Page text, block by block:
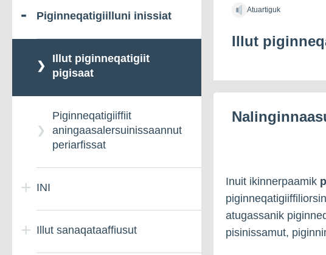
indholdetPiginneqatigiilluni inissiat
Illut piginneqatigiit
pigisaat
Piginneqatigiiffiit
aningaasalersuinissaannut
periarfissat
INI
INImi najugaqartunut
Illut sanaqataaffiusut
Atuartiguk
Illut
Inuit ikinnerpaamik
atugassanik
pisinissamut,